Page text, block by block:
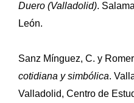
Duero (Valladolid).
León.
Sanz Mínguez, C. y
cotidiana y simbólica.
Valladolid, Centro de